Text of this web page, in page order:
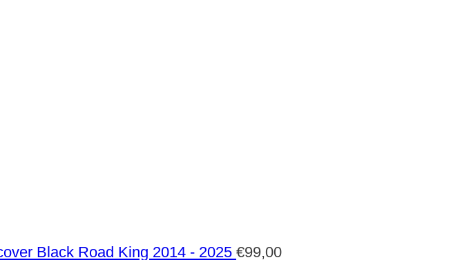
Black Road King 2014 - 2025 €99,00